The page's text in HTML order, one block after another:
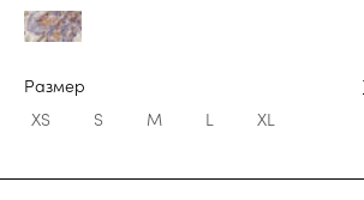
Размер
XS
S M L XL